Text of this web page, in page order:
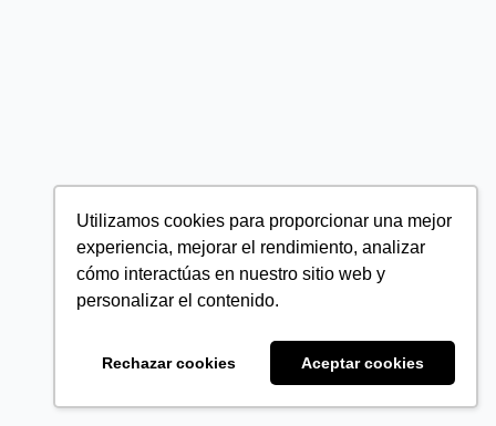
Utilizamos cookies para proporcionar una mejor
experiencia, mejorar el rendimiento, analizar
cómo interactúas en nuestro sitio web y
personalizar el contenido.
Rechazar cookies Aceptar cookies